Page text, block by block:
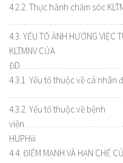
4.2.2. Thực hành chăm sóc
……………………………………..
4.3. YẾU TỐ ẢNH HƯỞNG VIỆC
KLTMNV CỦA
4.3.1. Yếu tố thuộc về cá nhân
4.3.2. Yếu tố thuộc về bệnh
HUPHiii
4.4. ĐIỂM MẠNH VÀ HẠN CHẾ